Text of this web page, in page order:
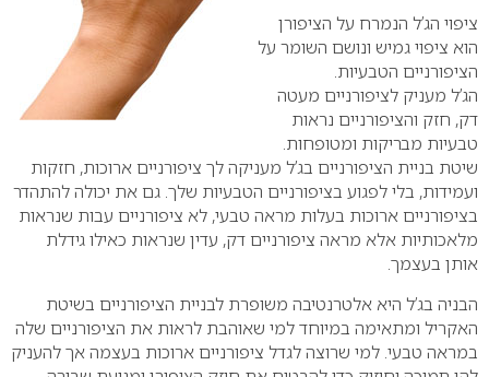
ציפוי הג’ל הנמרח על הציפורן
הוא ציפוי גמיש ונושם השומר על
הציפורניים הטבעיות.
הג’ל מעניק לציפורניים מעטה
דק, חזק והציפורניים נראות
טבעיות מבריקות ומטופחות.
שיטת בניית הציפורניים בג’ל מעניקה לך ציפורניים ארוכות, חזקות
ועמידות, בלי לפגוע בציפורניים הטבעיות שלך. גם את יכולה להתהדר
בציפורניים ארוכות בעלות מראה טבעי, לא ציפורניים עבות שנראות
מלאכותיות אלא מראה ציפורניים דק, עדין שנראות כאילו גידלת
אותן בעצמך.
הבניה בג’ל היא אלטרנטיבה משופרת לבניית הציפורניים בשיטת
האקריל ומתאימה במיוחד למי שאוהבת לראות את הציפורניים שלה
במראה טבעי. למי שרוצה לגדל ציפורניים ארוכות בעצמה אך להעניק